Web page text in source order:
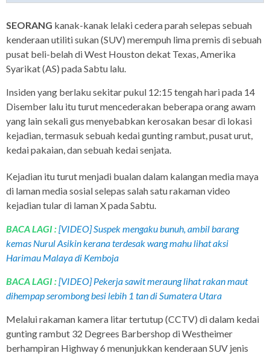
SEORANG kanak-kanak lelaki cedera parah selepas sebuah
kenderaan utiliti sukan (SUV) merempuh lima premis di sebuah
pusat beli-belah di West Houston dekat Texas, Amerika
Syarikat (AS) pada Sabtu lalu.
Insiden yang berlaku sekitar pukul 12:15 tengah hari pada 14
Disember lalu itu turut mencederakan beberapa orang awam
yang lain sekali gus menyebabkan kerosakan besar di lokasi
kejadian, termasuk sebuah kedai gunting rambut, pusat urut,
kedai pakaian, dan sebuah kedai senjata.
Kejadian itu turut menjadi bualan dalam kalangan media maya
di laman media sosial selepas salah satu rakaman video
kejadian tular di laman X pada Sabtu.
BACA LAGI :[VIDEO] Suspek mengaku bunuh, ambil barang
kemas Nurul Asikin kerana terdesak wang mahu lihat aksi
Harimau Malaya di Kemboja
BACA LAGI :[VIDEO] Pekerja sawit meraung lihat rakan maut
dihempap serombong besi lebih 1 tan di Sumatera Utara
Melalui rakaman kamera litar tertutup (CCTV) di dalam kedai
gunting rambut 32 Degrees Barbershop di Westheimer
berhampiran Highway 6 menunjukkan kenderaan SUV jenis